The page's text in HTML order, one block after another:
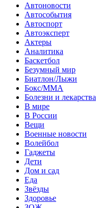
Автоновости
Автособытия
Автоспорт
Автоэксперт
Актеры
Аналитика
Баскетбол
Безумный мир
Биатлон/Лыжи
Бокс/MMA
Болезни и лекарства
В мире
В России
Вещи
Военные новости
Волейбол
Гаджеты
Дети
Дом и сад
Еда
Звёзды
Здоровье